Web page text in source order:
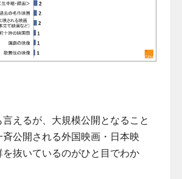
えるが、大規模公開となること
斉公開される外国映画・日本映
抜いているのがひと目でわか